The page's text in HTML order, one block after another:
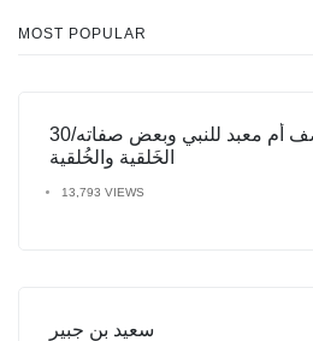
MOST POPULAR
30/وصف أم معبد للنبي وبعض صفاته
الخَلقية والخُلقية
13,793 VIEWS
سعيد بن جبير